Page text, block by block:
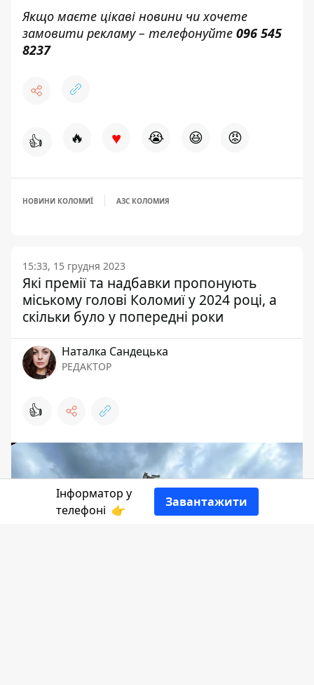
Якщо маєте цікаві новини чи хочете
замовити рекламу – телефонуйте 096 545
8237
👍 🔥 ♥ 😭 😆 😡
НОВИНИ КОЛОМИЇ АЗС КОЛОМИЯ
15:33, 15 грудня 2023
Які премії та надбавки пропонують
міському голові Коломиї у 2024 році, а
скільки було у попередні роки
Наталка Сандецька
РЕДАКТОР
👍
Інформатор у
телефоні 👉
Завантажити